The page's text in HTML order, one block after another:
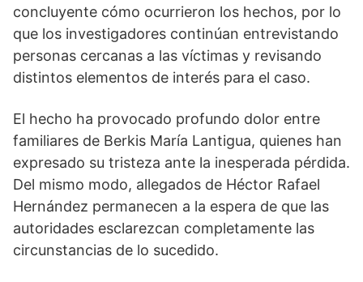
concluyente cómo ocurrieron los hechos, por lo
que los investigadores continúan entrevistando
personas cercanas a las víctimas y revisando
distintos elementos de interés para el caso.
El hecho ha provocado profundo dolor entre
familiares de Berkis María Lantigua, quienes han
expresado su tristeza ante la inesperada pérdida.
Del mismo modo, allegados de Héctor Rafael
Hernández permanecen a la espera de que las
autoridades esclarezcan completamente las
circunstancias de lo sucedido.